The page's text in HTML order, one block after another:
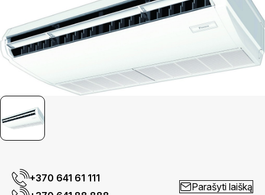
+370 641 61 111
Parašyti laišką